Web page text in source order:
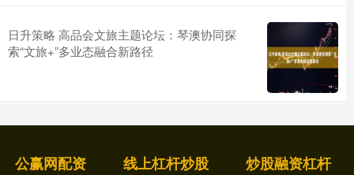
日升策略 高品会文旅主题论坛：琴澳协同探
索“文旅+”多业态融合新路径
公赢网配资 线上杠杆炒股 炒股融资杠杆